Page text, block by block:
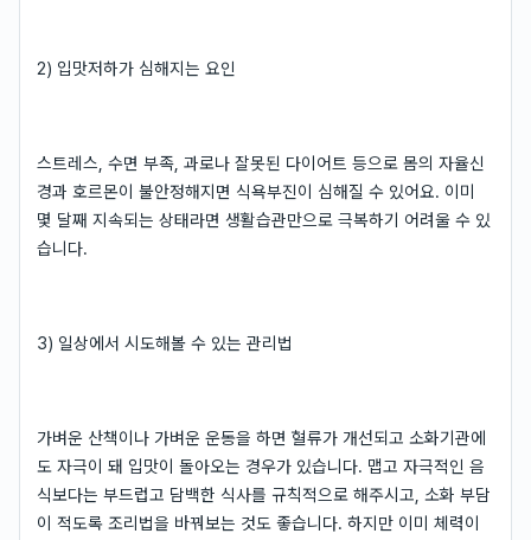
2) 입맛저하가 심해지는 요인
스트레스, 수면 부족, 과로나 잘못된 다이어트 등으로 몸의 자율신
경과 호르몬이 불안정해지면 식욕부진이 심해질 수 있어요. 이미
몇 달째 지속되는 상태라면 생활습관만으로 극복하기 어려울 수 있
습니다.
3) 일상에서 시도해볼 수 있는 관리법
가벼운 산책이나 가벼운 운동을 하면 혈류가 개선되고 소화기관에
도 자극이 돼 입맛이 돌아오는 경우가 있습니다. 맵고 자극적인 음
식보다는 부드럽고 담백한 식사를 규칙적으로 해주시고, 소화 부담
이 적도록 조리법을 바꿔보는 것도 좋습니다. 하지만 이미 체력이